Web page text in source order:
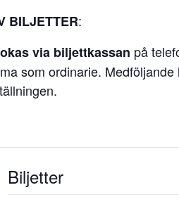
BILJETTER:
via biljettkassan på
som ordinarie.
Biljetter